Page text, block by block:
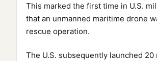
This marked the first time in U.S.
that an unmanned maritime drone
rescue operation.
The U.S. subsequently launched